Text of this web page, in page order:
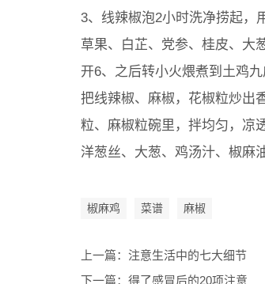
3、线辣椒泡2小时洗净捞起，
草果、白芷、党参、桂皮、大
开6、之后转小火煨煮到土鸡
把线辣椒、麻椒，花椒粒炒出
粒、麻椒粒碗里，拌均匀，凉
洋葱丝、大葱、鸡汤汁、椒麻
椒麻鸡 菜谱 麻椒
上一篇： 注意生活中的七大细节
下一篇： 得了感冒后的20项注意